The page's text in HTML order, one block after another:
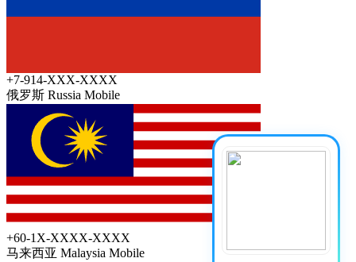
+7-914-XXX-XXXX
俄罗斯 Russia Mobile
+60-1X-XXXX-XXXX
马来西亚 Malaysia Mobile